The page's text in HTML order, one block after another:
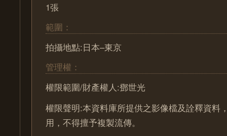
1張
範圍：
拍攝地點:日本–東京
管理權：
權限範圍/財產權人:鄧世光
權限聲明:本資料庫所提供之影像檔及詮釋資料
用，不得擅予複製流傳。